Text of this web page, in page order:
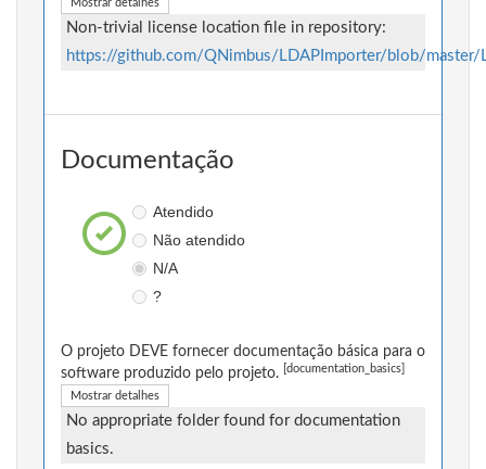
Mostrar detalhes
Non-trivial license location file in repository:
https://github.com/QNimbus/LDAPImporter/blob/master/
Documentação
Atendido
Não atendido
N/A
?
O projeto DEVE fornecer documentação básica para o
software produzido pelo projeto.
[documentation_basics]
Mostrar detalhes
No appropriate folder found for documentation
basics.